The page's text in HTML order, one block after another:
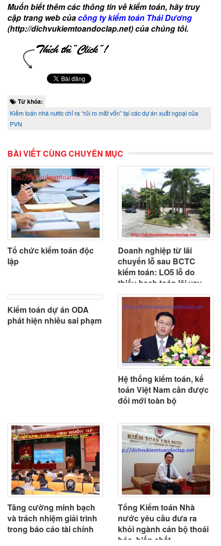
Muốn biết thêm các thông tin về kiểm toán, hãy truy
cập trang web củacông ty kiểm toán Thái Dương
(http://dichvukiemtoandoclap.net) của chúng tôi.
Từ khóa:
Kiểm toán nhà nước chỉ ra “rủi ro mất vốn” tại các dự án xuất ngoại của
PVN
BÀI VIẾT CÙNG CHUYÊN MỤC
Tổ chức kiểm toán độc
lập
Doanh nghiệp từ lãi
chuyển lỗ sau BCTC
kiểm toán: LO5 lỗ do
thiếu hạch toán lãi vay
phải trả
Kiểm toán dự án ODA
phát hiện nhiều sai phạm
Hệ thống kiểm toán, kế
toán Việt Nam cần được
đổi mới toàn bộ
Tăng cường minh bạch
và trách nhiệm giải trình
trong báo cáo tài chính
Tổng Kiểm toán Nhà
nước yêu cầu đưa ra
khỏi ngành cán bộ thoái
hóa, biến chất